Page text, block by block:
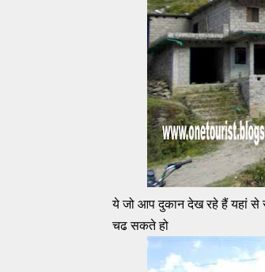
ये जो आप दुकान देख रहे हैं यहां
चढ सकते हो